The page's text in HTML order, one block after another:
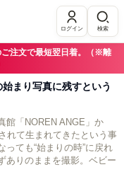
ログイン 検索
ご注文で最短翌日着。（※離
まり写真に残すという
館「NOREN ANGE」か
れて生まれてきたという事
ても“始まりの時”に戻れ
ありのままを撮影。ベビー